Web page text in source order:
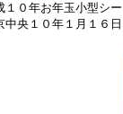
１０年お年玉小型シ
中央１０年１月１６